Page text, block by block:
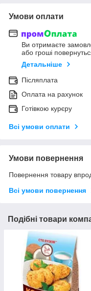
Умови оплати
Ви отримаєте
або гроші
Детальніше
Післяплата
Оплата на рахунок
Готівкою курєру
Всі умови оплати
Умови повернення
Повернення товару
Всі умови повернення
Подібні товари